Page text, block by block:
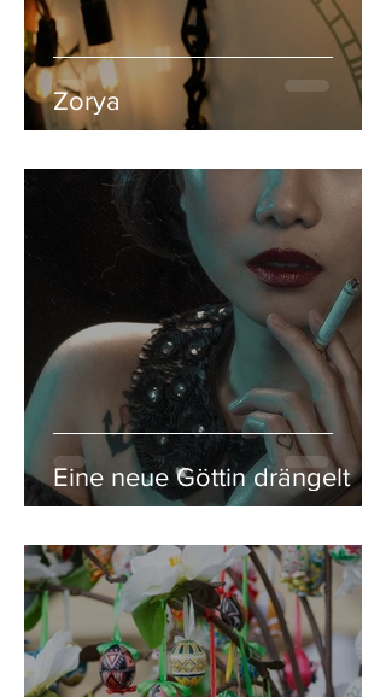
Zorya
Eine neue Göttin drängelt